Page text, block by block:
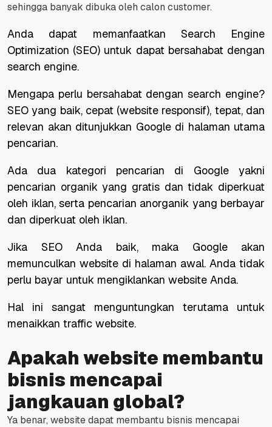
sehingga banyak dibuka oleh calon customer.
Anda dapat memanfaatkan Search Engine
Optimization (SEO) untuk dapat bersahabat dengan
search engine.
Mengapa perlu bersahabat dengansearch engine?
SEO yang baik, cepat (website responsif), tepat, dan
relevan akan ditunjukkan Google di halaman utama
pencarian.
Ada dua kategori pencarian di Google yakni
pencarian organik yang gratis dan tidak diperkuat
oleh iklan, serta pencarian anorganik yang berbayar
dan diperkuat oleh iklan.
Jika SEO Anda baik, maka Google akan
memunculkan website di halaman awal. Anda tidak
perlu bayar untuk mengiklankan website Anda.
Hal ini sangat menguntungkan terutama untuk
menaikkan traffic website.
Apakah website membantu
bisnis mencapai
jangkauan global?
Ya benar, website dapat membantu bisnis mencapai